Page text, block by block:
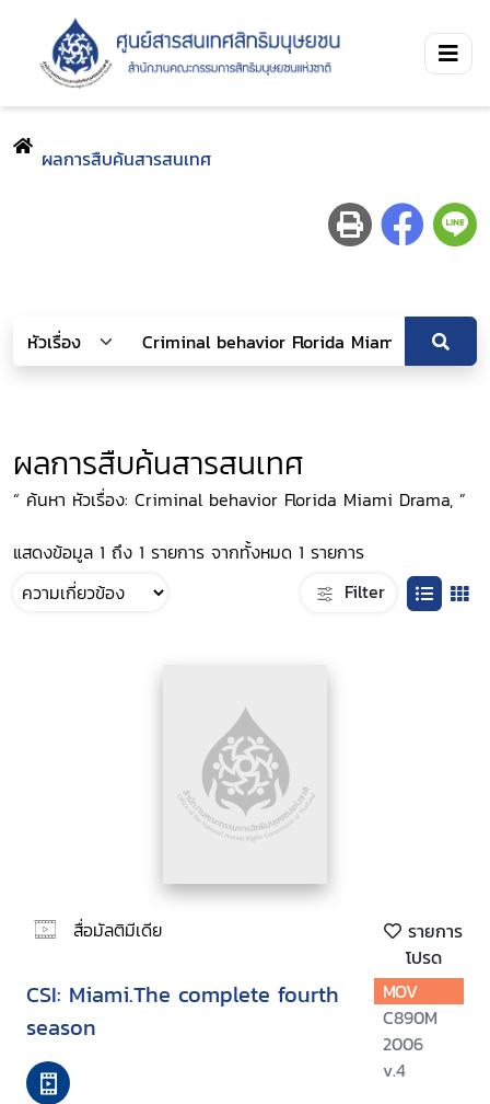
ผลการสืบค้นสารสนเทศ
ผลการสืบค้นสารสนเทศ
“ ค้นหา หัวเรื่อง: Criminal behavior Florida Miami Drama, ”
แสดงข้อมูล 1 ถึง 1 รายการ จากทั้งหมด 1 รายการ
Filter
สื่อมัลติมีเดีย
รายการ
โปรด
CSI: Miami.The complete fourth
season
MOV
C890M
2006
v.4